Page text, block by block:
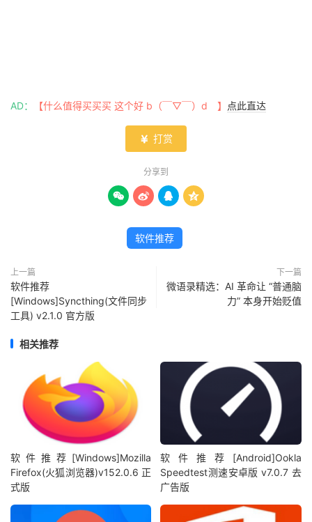
AD： 【什么值得买买买 这个好 b（￣▽￣）d 】 点此直达
 打赏
分享到
   
软件推荐
上一篇
软件推荐
[Windows]Syncthing(文件同步
工具) v2.1.0 官方版
下一篇
微语录精选：AI 革命让 “普通脑
力” 本身开始贬值
相关推荐
软件推荐[Windows]Mozilla
Firefox(火狐浏览器)v152.0.6 正
式版
软件推荐[Android]Ookla
Speedtest测速安卓版 v7.0.7 去
广告版